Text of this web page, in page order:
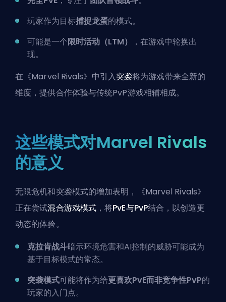
玩家作为目标捕捉龙蛋的模式。
可能是一个限时活动（LTM）
，在游戏中轮换出
现。
在《Marvel Rivals》中引入突袭将为游戏带来全新的
维度，提供合作体验与传统PvP游戏相辅相成。
这些模式对Marvel Rivals
的意义
无限危机和突袭模式的增加表明，《Marvel Rivals》
正在尝试混合游戏模式 ，将PvE与PvP结合，以创造更
动态的体验。
克拉肯战斗暗示环境危害和AI控制的威胁可能成为
基于目标模式的常态。
突袭模式可能将作为给更喜欢PvE而非竞争性PvP的
玩家的入门点。